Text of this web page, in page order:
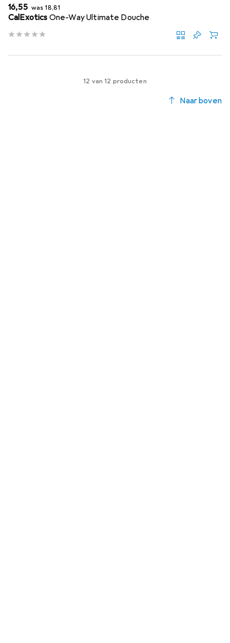
EUR
16,55 wasEUR
18,81
CalExotics One-Way Ultimate Douche
12 van 12 producten
Naar boven